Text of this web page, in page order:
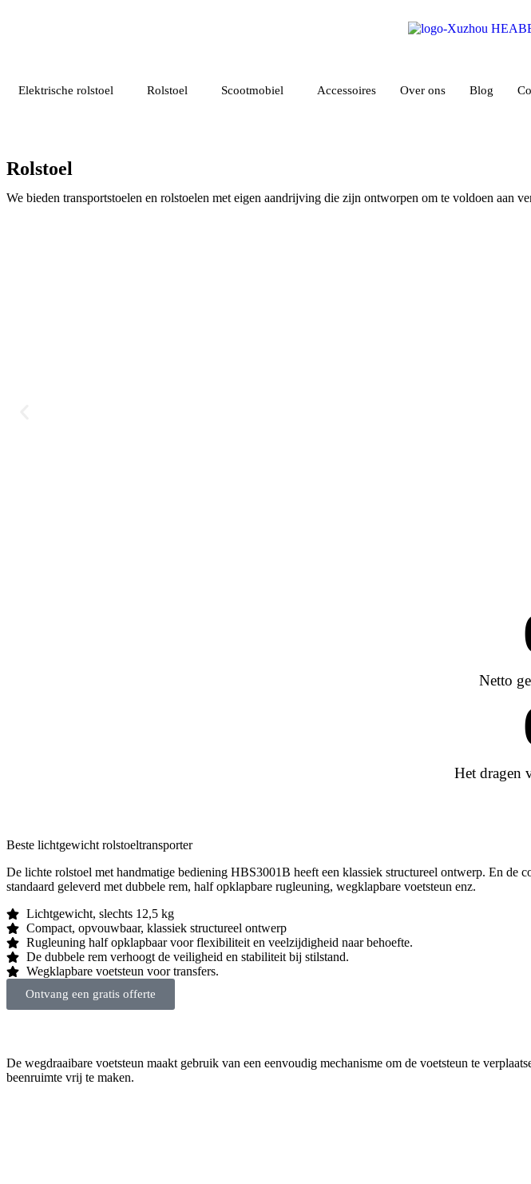
Elektrische rolstoel Rolstoel Scootmobiel Accessoires Over ons Blog
Rolstoel
We bieden transportstoelen en rolstoelen met eigen aandrijving die zijn ontworpen om te voldoen aan
Netto
Het dragen
Beste lichtgewicht rolstoeltransporter
De lichte rolstoel met handmatige bediening HBS3001B heeft een klassiek structureel ontwerp. En
standaard geleverd met dubbele rem, half opklapbare rugleuning, wegklapbare voetsteun enz.
Lichtgewicht, slechts 12,5 kg
Compact, opvouwbaar, klassiek structureel ontwerp
Rugleuning half opklapbaar voor flexibiliteit en veelzijdigheid naar behoefte.
De dubbele rem verhoogt de veiligheid en stabiliteit bij stilstand.
Wegklapbare voetsteun voor transfers.
Ontvang een gratis offerte
De wegdraaibare voetsteun maakt gebruik van een eenvoudig mechanisme om de voetsteun te
beenruimte vrij te maken.